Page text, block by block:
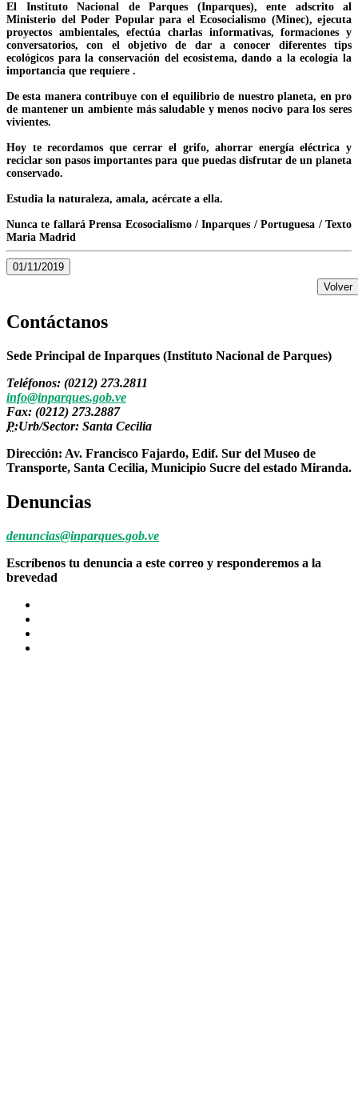
El Instituto Nacional de Parques (Inparques), ente adscrito al
Ministerio del Poder Popular para el Ecosocialismo (Minec), ejecuta
proyectos ambientales, efectúa charlas informativas, formaciones y
conversatorios, con el objetivo de dar a conocer diferentes tips
ecológicos para la conservación del ecosistema, dando a la ecología la
importancia que requiere .
De esta manera contribuye con el equilibrio de nuestro planeta, en pro
de mantener un ambiente más saludable y menos nocivo para los seres
vivientes.
Hoy te recordamos que cerrar el grifo, ahorrar energía eléctrica y
reciclar son pasos importantes para que puedas disfrutar de un planeta
conservado.
Estudia la naturaleza, amala, acércate a ella.
Nunca te fallará Prensa Ecosocialismo / Inparques / Portuguesa / Texto
Maria Madrid
01/11/2019
Volver
Contáctanos
Sede Principal de Inparques (Instituto Nacional de Parques)
Teléfonos: (0212) 273.2811
info@inparques.gob.ve
Fax: (0212) 273.2887
P:Urb/Sector: Santa Cecilia
Dirección: Av. Francisco Fajardo, Edif. Sur del Museo de
Transporte, Santa Cecilia, Municipio Sucre del estado Miranda.
Denuncias
denuncias@inparques.gob.ve
Escríbenos tu denuncia a este correo y responderemos a la
brevedad